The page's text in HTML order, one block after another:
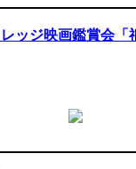
ッジ映画鑑賞会「